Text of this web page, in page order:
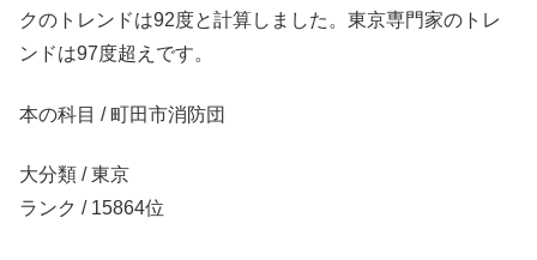
クのトレンドは92度と計算しました。東京専門家のトレ
ンドは97度超えです。
本の科目 / 町田市消防団
大分類 / 東京
ランク / 15864位